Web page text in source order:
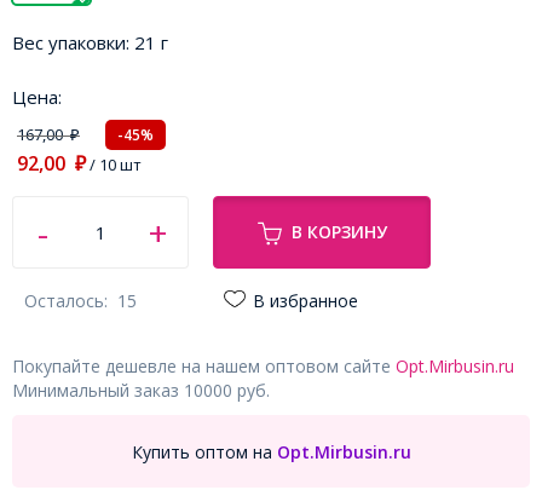
Вес упаковки: 21 г
Цена:
167,00₽ -45%
92,00 ₽/ 10 шт
В КОРЗИНУ
Осталось: 15 В избранное
Покупайте дешевле на нашем оптовом сайте Opt.Mirbusin.ru
Минимальный заказ 10000 руб.
Купить оптом на Opt.Mirbusin.ru